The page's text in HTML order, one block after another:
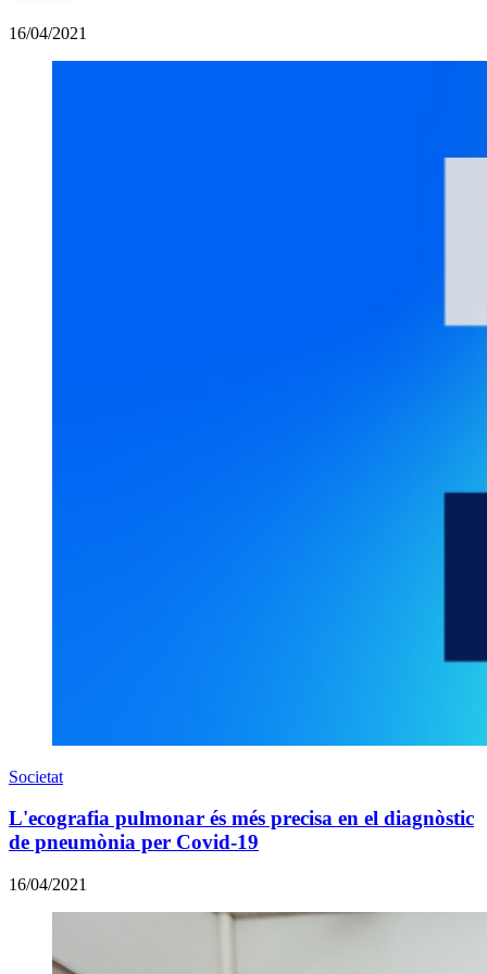
16/04/2021
Societat
L'ecografia pulmonar és més precisa en el diagnòstic
de pneumònia per Covid-19
16/04/2021